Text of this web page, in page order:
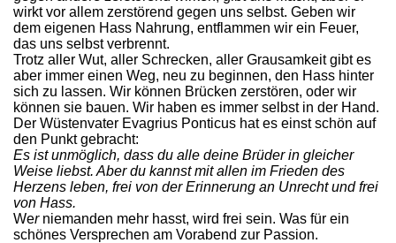
wirkt vor allem zerstörend gegen uns selbst. Geben wir
dem eigenen Hass Nahrung, entflammen wir ein Feuer,
das uns selbst verbrennt.
Trotz aller Wut, aller Schrecken, aller Grausamkeit gibt es
aber immer einen Weg, neu zu beginnen, den Hass hinter
sich zu lassen. Wir können Brücken zerstören, oder wir
können sie bauen. Wir haben es immer selbst in der Hand.
Der Wüstenvater Evagrius Ponticus hat es einst schön auf
den Punkt gebracht:
Es ist unmöglich, dass du alle deine Brüder in gleicher
Weise liebst. Aber du kannst mit allen im Frieden des
Herzens leben, frei von der Erinnerung an Unrecht und frei
von Hass.
Werniemanden mehr hasst, wird frei sein. Was für ein
schönes Versprechen am Vorabend zur Passion.